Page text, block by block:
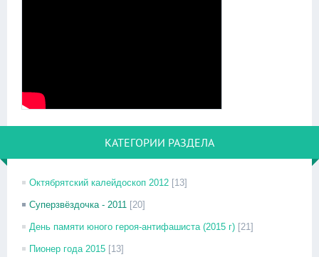
КАТЕГОРИИ РАЗДЕЛА
Октябрятский калейдоскоп 2012 [13]
Суперзвёздочка - 2011 [20]
День памяти юного героя-антифашиста (2015 г) [21]
Пионер года 2015 [13]